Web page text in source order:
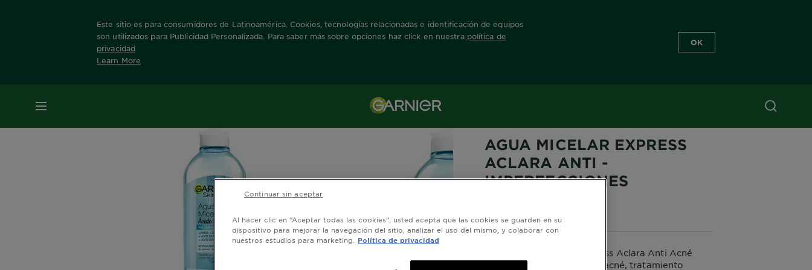
Este sitio es para consumidores de Latinoamérica. Cookies, tecnologías relacionadas e identificación de equipos
son utilizados para Publicidad Personalizada. Para saber más sobre opciones haz click en nuestra política de
privacidad
Learn More
OK
MENÚ
Home Anti-imperfecciones
AGUA MICELAR EXPRESS
ACLARA ANTI -
IMPERFECCIONES
Nueva Agua Micelar Express Aclara Anti Acné
para piel con tendencia al acné, tratamiento
Al hacer clic en “Aceptar todas las cookies”, usted acepta que las cookies se guarden en su
dispositivo para mejorar la navegación del sitio, analizar el uso del mismo, y colaborar con
nuestros estudios para marketing.
Política de privacidad
Continuar sin aceptar